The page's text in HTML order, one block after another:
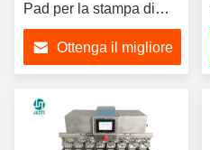
Pad per la stampa di
pellicole Fuji Cliché
positivo Placca in
acciaio di plastica
100*100 tazza di caffè in
melamina
Ottenga il migliore